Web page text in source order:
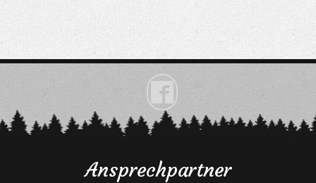

Ansprechpartner